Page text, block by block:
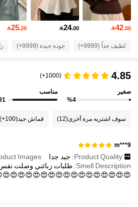
4.89 948K متابعون
4.89 948K متابعون
4.89 948K متابعون
42.00
24.00
25.20
لطيف جداً (9999+) جودة جيدة (9999+)
4.85
(1000+)
صغير
%4
مناسب
سوف اشتريه مرة أخرى(12) قماش جيد(100+)
m***9
Product Quality: جيد جدا Images:
Smell Description: طلبات زبائني وصلت